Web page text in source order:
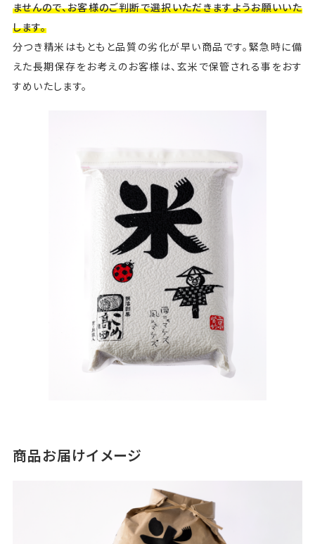
ませんので、お客様のご判断で選択いただきますようお願いいた
します。
分つき精米はもともと品質の劣化が早い商品です。緊急時に備
えた長期保存をお考えのお客様は、玄米で保管される事をおす
すめいたします。
商品お届けイメージ